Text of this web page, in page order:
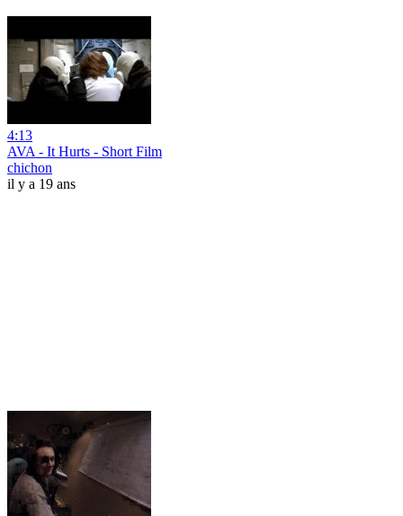
4:13
AVA - It Hurts - Short Film
chichon
il y a 19 ans